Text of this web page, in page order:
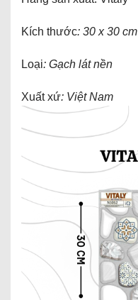
Kích thước: 30 x 30 cm
Loại: Gạch lát nền
Xuất xứ: Việt Nam